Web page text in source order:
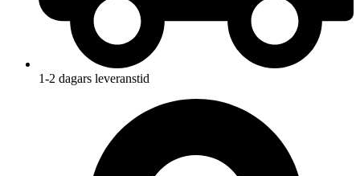
1-2 dagars leveranstid